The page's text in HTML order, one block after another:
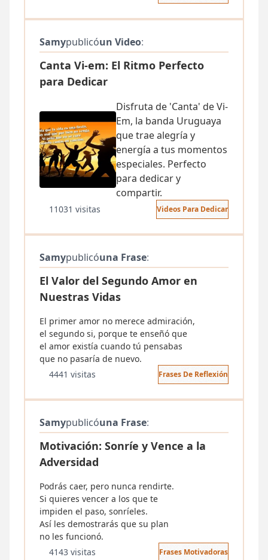
Samypublicóun Video:
Canta Vi-em: El Ritmo Perfecto
para Dedicar
Disfruta de 'Canta' de Vi-
Em, la banda Uruguaya
que trae alegría y
energía a tus momentos
especiales. Perfecto
para dedicar y
compartir.
11031 visitas Videos Para Dedicar
Samypublicóuna Frase:
El Valor del Segundo Amor en
Nuestras Vidas
El primer amor no merece admiración,
el segundo si, porque te enseñó que
el amor existía cuando tú pensabas
que no pasaría de nuevo.
4441 visitas
Frases De Reflexión
Samypublicóuna Frase:
Motivación: Sonríe y Vence a la
Adversidad
Podrás caer, pero nunca rendirte.
Si quieres vencer a los que te
impiden el paso, sonríeles.
Así les demostrarás que su plan
no les funcionó.
4143 visitas
Frases Motivadoras